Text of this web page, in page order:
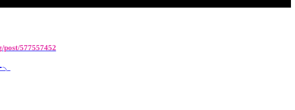
post/577557452